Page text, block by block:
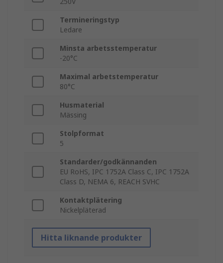
Termineringstyp
Ledare
Minsta arbetsstemperatur
-20°C
Maximal arbetstemperatur
80°C
Husmaterial
Mässing
Stolpformat
5
Standarder/godkännanden
EU RoHS, IPC 1752A Class C, IPC 1752A
Class D, NEMA 6, REACH SVHC
Kontaktplätering
Nickelpläterad
Hitta liknande produkter